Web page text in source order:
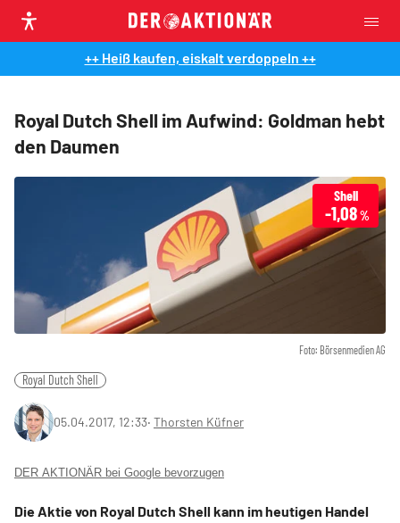
++ Heiß kaufen, eiskalt verdoppeln ++
Royal Dutch Shell im Aufwind: Goldman hebt
den Daumen
Foto: Börsenmedien AG
Shell
-1,08%
Royal Dutch Shell
05.04.2017, 12:33‧ Thorsten Küfner
DER AKTIONÄR bei Google bevorzugen
Die Aktie von Royal Dutch Shell kann im heutigen Handel